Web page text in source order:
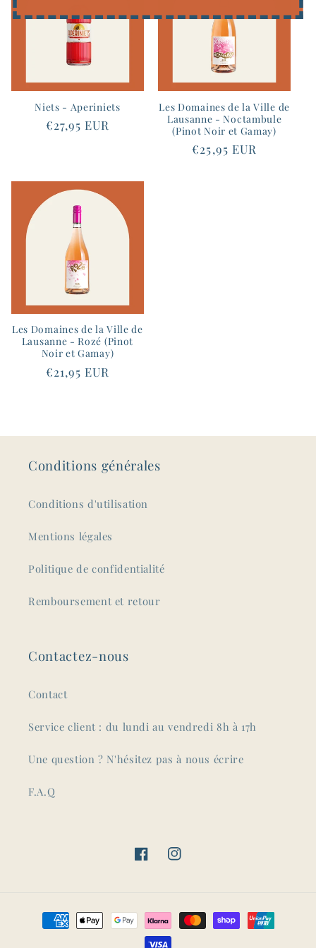
Niets - Aperiniets
Prix
€27,95 EUR
Les Domaines de la Ville de
Lausanne - Noctambule
(Pinot Noir et Gamay)
Prix
€25,95 EUR
Les Domaines de la Ville de
Lausanne - Rozé (Pinot
Noir et Gamay)
Prix
€21,95 EUR
Conditions générales
Conditions d'utilisation
Mentions légales
Politique de confidentialité
Remboursement et retour
Contactez-nous
Contact
Service client : du lundi au vendredi 8h à 17h
Une question ? N'hésitez pas à nous écrire
F.A.Q
FacebookInstagram
Moyens